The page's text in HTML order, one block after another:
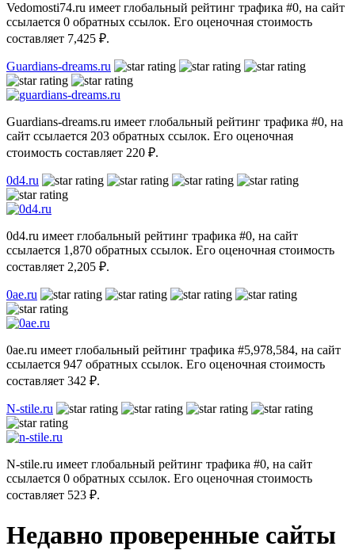
Vedomosti74.ru имеет глобальный рейтинг трафика #0, на сайт
ссылается 0 обратных ссылок. Его оценочная стоимость
составляет 7,425 ₽.
Guardians-dreams.ru
Guardians-dreams.ru имеет глобальный рейтинг трафика #0, на
сайт ссылается 203 обратных ссылок. Его оценочная
стоимость составляет 220 ₽.
0d4.ru
0d4.ru имеет глобальный рейтинг трафика #0, на сайт
ссылается 1,870 обратных ссылок. Его оценочная стоимость
составляет 2,205 ₽.
0ae.ru
0ae.ru имеет глобальный рейтинг трафика #5,978,584, на сайт
ссылается 947 обратных ссылок. Его оценочная стоимость
составляет 342 ₽.
N-stile.ru
N-stile.ru имеет глобальный рейтинг трафика #0, на сайт
ссылается 0 обратных ссылок. Его оценочная стоимость
составляет 523 ₽.
Недавно проверенные сайты